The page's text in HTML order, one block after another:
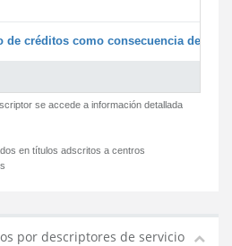
de créditos como consecuencia de un
se accede a información detallada
en títulos adscritos a centros
por descriptores de servicio